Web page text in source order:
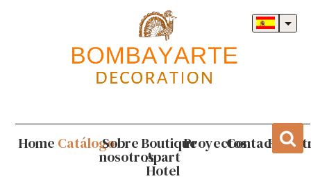
Home CatálogoSobre
nosotros
Boutique
Apart
Hotel
ProyectosContacto